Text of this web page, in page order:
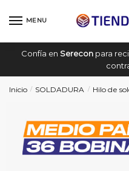
MENU
Confía en Sereconpara
Inicio / SOLDADURA / Hilo de